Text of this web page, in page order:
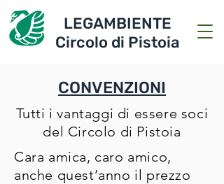
LEGAMBIENTE
Circolo di Pistoia
CONVENZIONI
Tutti i vantaggi di essere soci
del Circolo di Pistoia
Cara amica, caro amico,
anche quest’anno il prezzo